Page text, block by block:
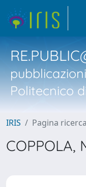
Politecnico
IRIS Pagina
COPPOLA,